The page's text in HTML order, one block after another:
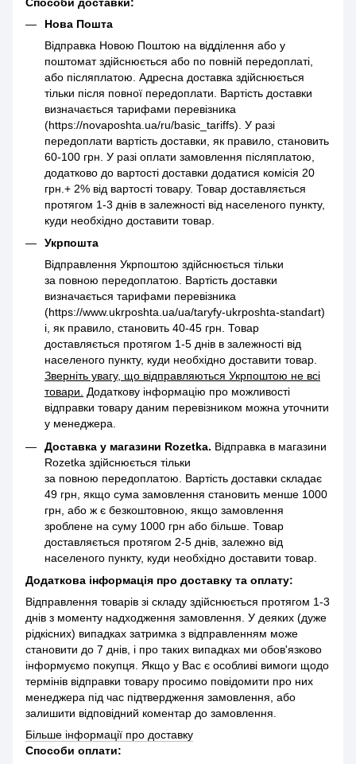
Нова Пошта
Відправка Новою Поштою на відділення або у
поштомат здійснюється або по повній передоплаті,
або післяплатою. Адресна доставка здійснюється
тільки після повної передоплати. Вартість доставки
визначається тарифами перевізника
(https://novaposhta.ua/ru/basic_tariffs). У разі
передоплати вартість доставки, як правило, становить
60-100 грн. У разі оплати замовлення післяплатою,
додатково до вартості доставки додатися комісія 20
грн.+ 2% від вартості товару. Товар доставляється
протягом 1-3 днів в залежності від населеного пункту,
куди необхідно доставити товар.
Укрпошта
Відправлення Укрпоштою здійснюється тільки
за повною передоплатою. Вартість доставки
визначається тарифами перевізника
(https://www.ukrposhta.ua/ua/taryfy-ukrposhta-standart)
і, як правило, становить 40-45 грн. Товар
доставляється протягом 1-5 днів в залежності від
населеного пункту, куди необхідно доставити товар.
Зверніть увагу, що відправляються Укрпоштою не всі
товари.
Додаткову інформацію про можливості
відправки товару даним перевізником можна уточнити
у менеджера.
Доставка у магазини Rozetka. Відправка в магазини
Rozetka здійснюється тільки
за повною передоплатою. Вартість доставки складає
49 грн, якщо сума замовлення становить менше 1000
грн, або ж є безкоштовною, якщо замовлення
зроблене на суму 1000 грн або більше. Товар
доставляється протягом 2-5 днів, залежно від
населеного пункту, куди необхідно доставити товар.
Додаткова інформація про доставку та оплату:
Відправлення товарів зі складу здійснюється протягом 1-3
днів з моменту надходження замовлення. У деяких (дуже
рідкісних) випадках затримка з відправленням може
становити до 7 днів, і про таких випадках ми обов'язково
інформуємо покупця. Якщо у Вас є особливі вимоги щодо
термінів відправки товару просимо повідомити про них
менеджера під час підтвердження замовлення, або
залишити відповідний коментар до замовлення.
Більше інформації про доставку
Способи оплати: